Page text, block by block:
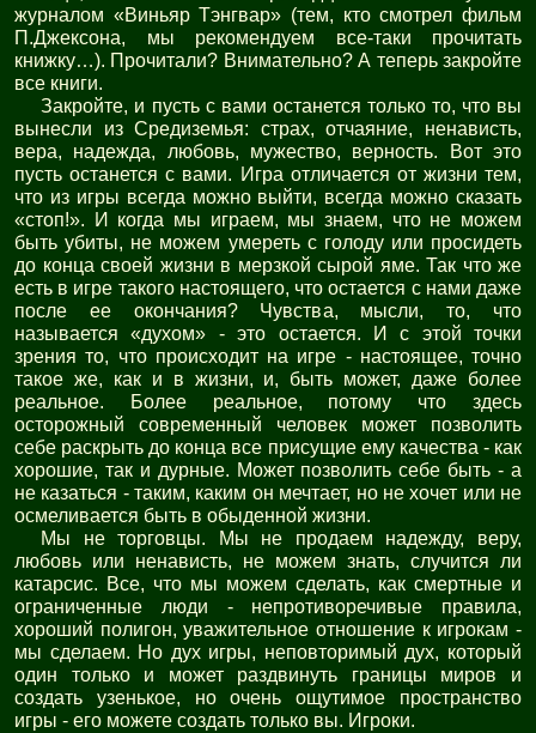
журналом «Виньяр Тэнгвар» (тем, кто смотрел фильм
П.Джексона, мы рекомендуем все-таки прочитать
книжку…). Прочитали? Внимательно? А теперь закройте
все книги.
Закройте, и пусть с вами останется только то, что вы
вынесли из Средиземья: страх, отчаяние, ненависть,
вера, надежда, любовь, мужество, верность. Вот это
пусть останется с вами. Игра отличается от жизни тем,
что из игры всегда можно выйти, всегда можно сказать
«стоп!». И когда мы играем, мы знаем, что не можем
быть убиты, не можем умереть с голоду или просидеть
до конца своей жизни в мерзкой сырой яме. Так что же
есть в игре такого настоящего, что остается с нами даже
после ее окончания? Чувства, мысли, то, что
называется «духом» - это остается. И с этой точки
зрения то, что происходит на игре - настоящее, точно
такое же, как и в жизни, и, быть может, даже более
реальное. Более реальное, потому что здесь
осторожный современный человек может позволить
себе раскрыть до конца все присущие ему качества - как
хорошие, так и дурные. Может позволить себе быть - а
не казаться - таким, каким он мечтает, но не хочет или не
осмеливается быть в обыденной жизни.
Мы не торговцы. Мы не продаем надежду, веру,
любовь или ненависть, не можем знать, случится ли
катарсис. Все, что мы можем сделать, как смертные и
ограниченные люди - непротиворечивые правила,
хороший полигон, уважительное отношение к игрокам -
мы сделаем. Но дух игры, неповторимый дух, который
один только и может раздвинуть границы миров и
создать узенькое, но очень ощутимое пространство
игры - его можете создать только вы. Игроки.